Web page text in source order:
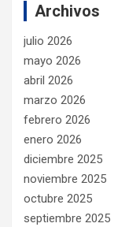
Archivos
julio 2026
mayo 2026
abril 2026
marzo 2026
febrero 2026
enero 2026
diciembre 2025
noviembre 2025
octubre 2025
septiembre 2025